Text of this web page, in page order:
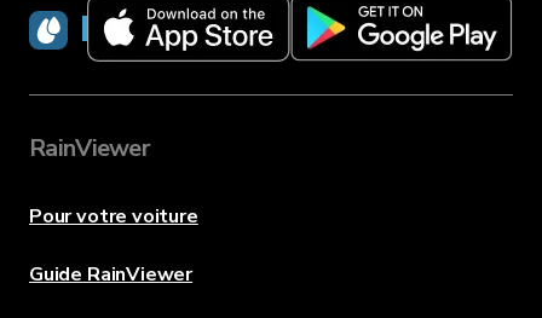
RainViewer
RainViewer
Pour votre voiture
Guide RainViewer